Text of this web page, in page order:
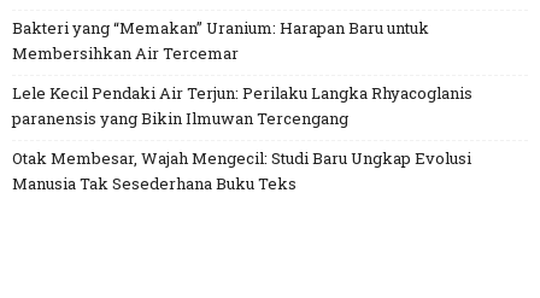
Bakteri yang “Memakan” Uranium: Harapan Baru untuk
Membersihkan Air Tercemar
Lele Kecil Pendaki Air Terjun: Perilaku Langka Rhyacoglanis
paranensis yang Bikin Ilmuwan Tercengang
Otak Membesar, Wajah Mengecil: Studi Baru Ungkap Evolusi
Manusia Tak Sesederhana Buku Teks